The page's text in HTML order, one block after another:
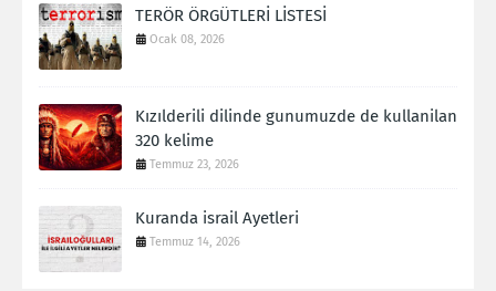
TERÖR ÖRGÜTLERİ LİSTESİ
Ocak 08, 2026
Kızılderili dilinde gunumuzde de kullanilan
320 kelime
Temmuz 23, 2026
Kuranda israil Ayetleri
Temmuz 14, 2026